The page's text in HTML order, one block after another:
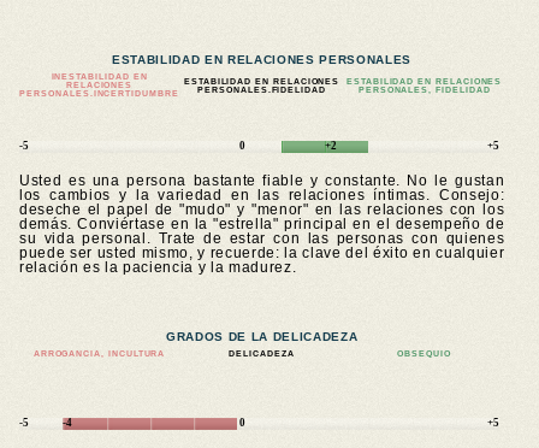
ESTABILIDAD EN RELACIONES PERSONALES
INESTABILIDAD EN
RELACIONES
PERSONALES.
INCERTIDUMBRE
ESTABILIDAD EN RELACIONES
PERSONALES.FIDELIDAD
ESTABILIDAD EN RELACIONES
PERSONALES, FIDELIDAD
-5 0 +2 +5
Usted es una persona bastante fiable y constante. No le gustan
los cambios y la variedad en las relaciones íntimas. Consejo:
deseche el papel de "mudo" y "menor" en las relaciones con los
demás. Conviértase en la "estrella" principal en el desempeño de
su vida personal. Trate de estar con las personas con quienes
puede ser usted mismo, y recuerde: la clave del éxito en cualquier
relación es la paciencia y la madurez.
GRADOS DE LA DELICADEZA
ARROGANCIA, INCULTURA DELICADEZA OBSEQUIO
-5 -4 0 +5